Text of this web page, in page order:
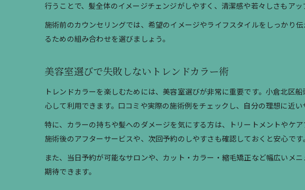
美容室での
美容室で理
スタイリストの技
美容室スタ
美容室の提案
行うことで、髪全体のイメージチェンジがしやすく、清潔感や若々しさもアッ
施術前のカウンセリングでは、希望のイメージやライフスタイルをしっかり
るための組み合わせを選びましょう。
美容室選びで失敗しないトレンドカラー術
トレンドカラーを楽しむためには、美容室選びが非常に重要です。小倉北区
心して利用できます。口コミや実際の施術例をチェックし、自分の理想に近い
特に、カラーの持ちや髪へのダメージを気にする方は、トリートメントやケ
施術後のアフターサービスや、次回予約のしやすさも確認しておくと安心です。
また、当日予約が可能なサロンや、カット・カラー・縮毛矯正など幅広いメ
期待できます。